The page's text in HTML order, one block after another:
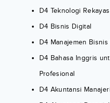
D4 Teknologi
D4 Bisnis Digital
D4 Manajemen
D4 Bahasa Inggris
Profesional
D4 Akuntansi